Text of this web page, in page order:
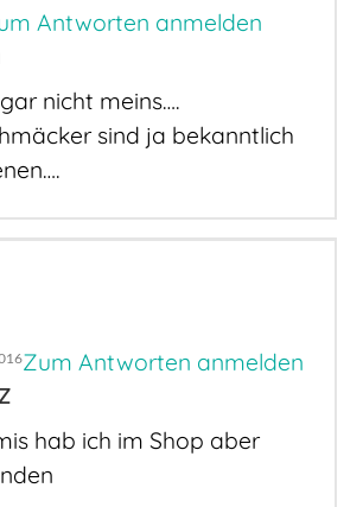
Antworten anmelden
nicht meins….
sind ja bekanntlich
Zum Antworten anmelden
hab ich im Shop aber